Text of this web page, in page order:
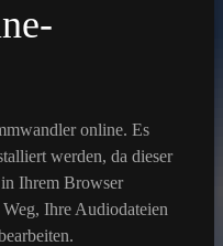
online. Es
werden, da dieser
Ihrem Browser
Ihre Audiodateien